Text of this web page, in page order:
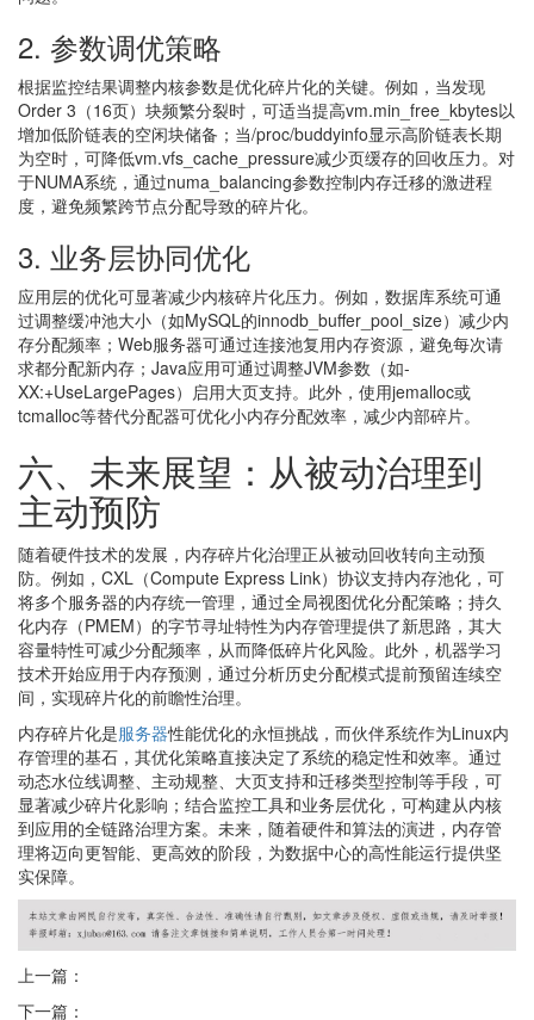
2. 参数调优策略
根据监控结果调整内核参数是优化碎片化的关键。例如，当发现
Order 3（16页）块频繁分裂时，可适当提高vm.min_free_kbytes以
增加低阶链表的空闲块储备；当/proc/buddyinfo显示高阶链表长期
为空时，可降低vm.vfs_cache_pressure减少页缓存的回收压力。对
于NUMA系统，通过numa_balancing参数控制内存迁移的激进程
度，避免频繁跨节点分配导致的碎片化。
3. 业务层协同优化
应用层的优化可显著减少内核碎片化压力。例如，数据库系统可通
过调整缓冲池大小（如MySQL的innodb_buffer_pool_size）减少内
存分配频率；Web服务器可通过连接池复用内存资源，避免每次请
求都分配新内存；Java应用可通过调整JVM参数（如-
XX:+UseLargePages）启用大页支持。此外，使用jemalloc或
tcmalloc等替代分配器可优化小内存分配效率，减少内部碎片。
六、未来展望：从被动治理到
主动预防
随着硬件技术的发展，内存碎片化治理正从被动回收转向主动预
防。例如，CXL（Compute Express Link）协议支持内存池化，可
将多个服务器的内存统一管理，通过全局视图优化分配策略；持久
化内存（PMEM）的字节寻址特性为内存管理提供了新思路，其大
容量特性可减少分配频率，从而降低碎片化风险。此外，机器学习
技术开始应用于内存预测，通过分析历史分配模式提前预留连续空
间，实现碎片化的前瞻性治理。
内存碎片化是服务器性能优化的永恒挑战，而伙伴系统作为Linux内
存管理的基石，其优化策略直接决定了系统的稳定性和效率。通过
动态水位线调整、主动规整、大页支持和迁移类型控制等手段，可
显著减少碎片化影响；结合监控工具和业务层优化，可构建从内核
到应用的全链路治理方案。未来，随着硬件和算法的演进，内存管
理将迈向更智能、更高效的阶段，为数据中心的高性能运行提供坚
实保障。
上一篇：
下一篇：